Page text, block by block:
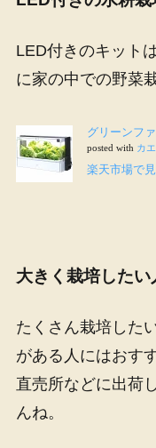
LED付きのキット
に家の中での野菜
グリーンフ
posted with カ
楽天市場で
大きく栽培した
たくさん栽培した
がある人にはおす
直売所などに出荷
んね。